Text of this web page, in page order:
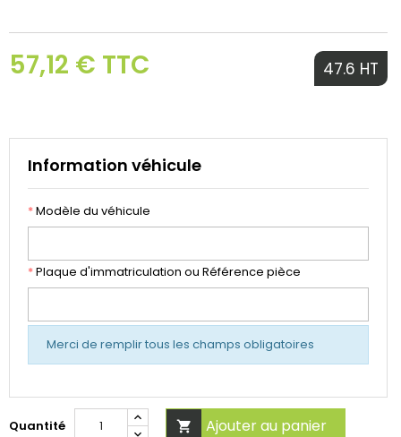
57,12 € TTC 47.6 HT
Information véhicule
*Modèle du véhicule
*Plaque d'immatriculation ou Référence pièce
Merci de remplir tous les champs obligatoires
Quantité  Ajouter au panier